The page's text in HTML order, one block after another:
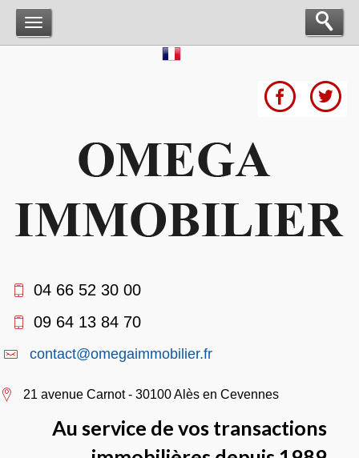
04 66 52 30 00
09 64 13 84 70
contact@omegaimmobilier.fr
21 avenue Carnot - 30100 Alès en Cevennes
Au service de vos transactions